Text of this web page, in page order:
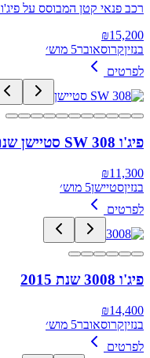
רכב פנאי קטן המבוסס על פיג'ו 208. ה-2008 מוצע עם שתי יחידות הנעה שונות (בנזין ודיזל)
₪15,200
בנזיןקרוסאובר5 מוש׳
לפרטים
פיג'ו 308 SW סטיישן שנת 2015
₪11,300
בנזיןסטיישן5 מוש׳
לפרטים
פיג'ו 3008 שנת 2015
₪14,400
בנזיןקרוסאובר5 מוש׳
לפרטים